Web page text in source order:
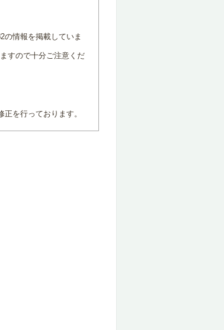
の情報を掲載していま
すので十分ご注意くだ
を行っております。